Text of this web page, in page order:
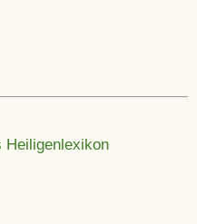
Heiligenlexikon